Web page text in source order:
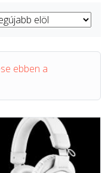
ebben a